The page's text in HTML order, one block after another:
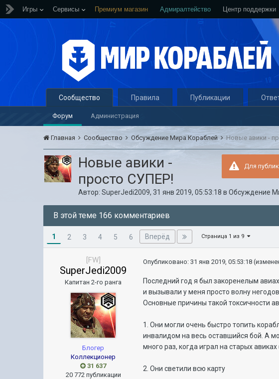
Игры Сервисы Премиум магазин Адмиралтейство Центр поддержки
Сообщество
Форум Администрация
Правила Публикации
Главная Сообщество Обсуждение Мира Кораблей Новые авики -
Для
Новые авики -
просто СУПЕР!
Автор:SuperJedi2009,31 янв 2019, 05:53:18 вОбсуждение
В этой теме 166 комментариев
1 2 3 4 5 6 Вперёд Страница 1 из 9
[FW]
SuperJedi2009
Капитан 2-го ранга
Блогер
Коллекционер
31 637
20 772 публикации
Опубликовано:31 янв 2019, 05:53:18
Последний год я был закоренелым
и вызывали у меня просто волну
Основные причины такой токсичности
1. Они могли очень быстро топить
инвалидом на весь оставшийся бой. А
много раз, когда играл на старых
2. Они светили всю карту